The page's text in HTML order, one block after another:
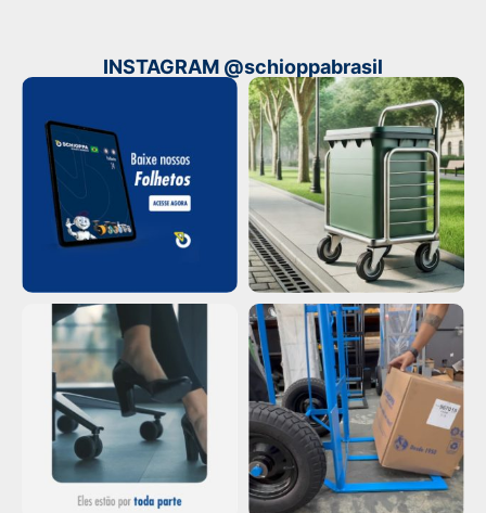
INSTAGRAM @schioppabrasil